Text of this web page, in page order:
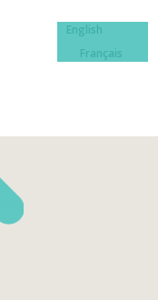
English
Français